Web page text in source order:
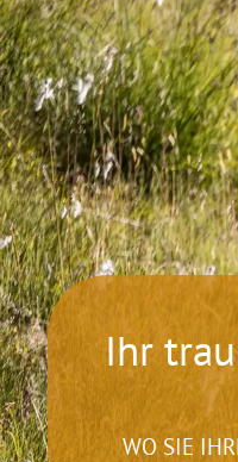
Ihr
WO SIE